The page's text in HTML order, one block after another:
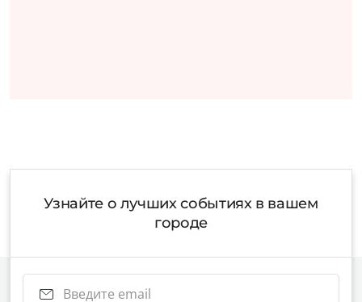
Узнайте о лучших событиях в вашем
городе